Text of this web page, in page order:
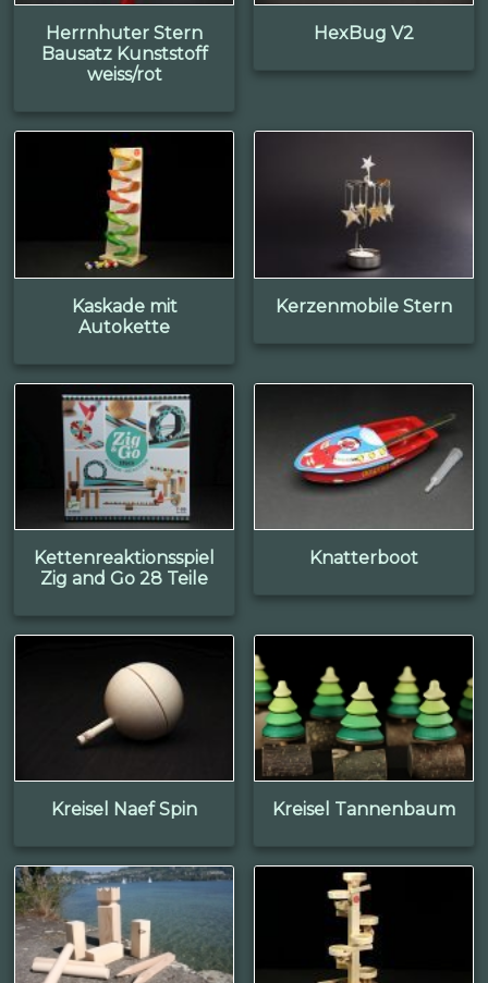
Herrnhuter Stern
Bausatz Kunststoff
weiss/rot
HexBug V2
Kaskade mit
Autokette
Kerzenmobile Stern
Kettenreaktionsspiel
Zig and Go 28 Teile
Knatterboot
Kreisel Naef Spin Kreisel Tannenbaum